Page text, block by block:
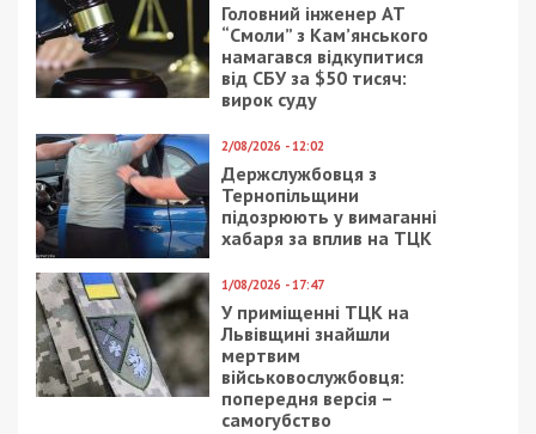
Головний інженер АТ
“Смоли” з Кам’янського
намагався відкупитися
від СБУ за $50 тисяч:
вирок суду
2/08/2026 - 12:02
Держслужбовця з
Тернопільщини
підозрюють у вимаганні
хабаря за вплив на ТЦК
1/08/2026 - 17:47
У приміщенні ТЦК на
Львівщині знайшли
мертвим
військовослужбовця:
попередня версія –
самогубство